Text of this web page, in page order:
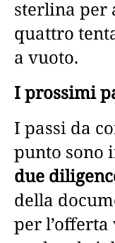
sterlina per
quattro
a vuoto.
I prossimi
I passi da
punto sono
due
della
per